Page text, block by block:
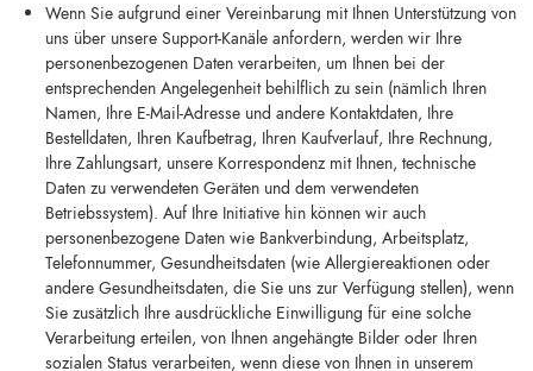
Wenn Sie aufgrund einer Vereinbarung mit Ihnen Unterstützung von
uns über unsere Support-Kanäle anfordern, werden wir Ihre
personenbezogenen Daten verarbeiten, um Ihnen bei der
entsprechenden Angelegenheit behilflich zu sein (nämlich Ihren
Namen, Ihre E-Mail-Adresse und andere Kontaktdaten, Ihre
Bestelldaten, Ihren Kaufbetrag, Ihren Kaufverlauf, Ihre Rechnung,
Ihre Zahlungsart, unsere Korrespondenz mit Ihnen, technische
Daten zu verwendeten Geräten und dem verwendeten
Betriebssystem). Auf Ihre Initiative hin können wir auch
personenbezogene Daten wie Bankverbindung, Arbeitsplatz,
Telefonnummer, Gesundheitsdaten (wie Allergiereaktionen oder
andere Gesundheitsdaten, die Sie uns zur Verfügung stellen), wenn
Sie zusätzlich Ihre ausdrückliche Einwilligung für eine solche
Verarbeitung erteilen, von Ihnen angehängte Bilder oder Ihren
sozialen Status verarbeiten, wenn diese von Ihnen in unserem